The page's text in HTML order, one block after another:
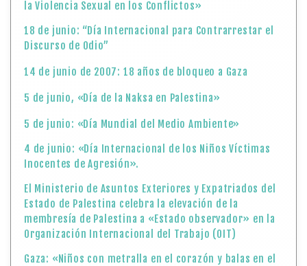
la Violencia Sexual en los Conflictos»
18 de junio: “Día Internacional para Contrarrestar el
Discurso de Odio”
14 de junio de 2007: 18 años de bloqueo a Gaza
5 de junio, «Día de la Naksa en Palestina»
5 de junio: «Día Mundial del Medio Ambiente»
4 de junio: «Día Internacional de los Niños Víctimas
Inocentes de Agresión».
El Ministerio de Asuntos Exteriores y Expatriados del
Estado de Palestina celebra la elevación de la
membresía de Palestina a «Estado observador» en la
Organización Internacional del Trabajo (OIT)
Gaza: «Niños con metralla en el corazón y balas en el